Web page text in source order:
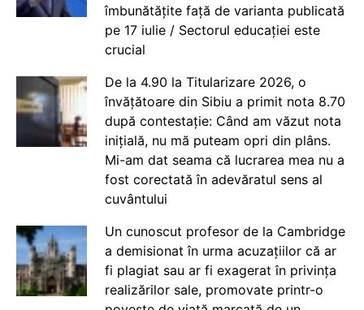
îmbunătățite față de varianta publicată
pe 17 iulie / Sectorul educației este
crucial
De la 4.90 la Titularizare 2026, o
învățătoare din Sibiu a primit nota 8.70
după contestație: Când am văzut nota
inițială, nu mă puteam opri din plâns.
Mi-am dat seama că lucrarea mea nu a
fost corectată în adevăratul sens al
cuvântului
Un cunoscut profesor de la Cambridge
a demisionat în urma acuzațiilor că ar
fi plagiat sau ar fi exagerat în privința
realizărilor sale, promovate printr-o